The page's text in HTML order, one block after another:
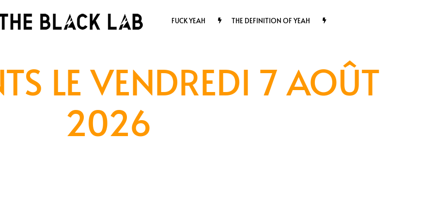
FUCK YEAH THE DEFINITION OF YEAH
LE VENDREDI 7 AOÛT
2026